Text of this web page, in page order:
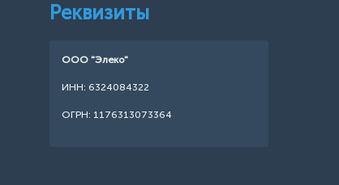
Реквизиты
ООО "Элеко"
ИНН: 6324084322
ОГРН: 1176313073364